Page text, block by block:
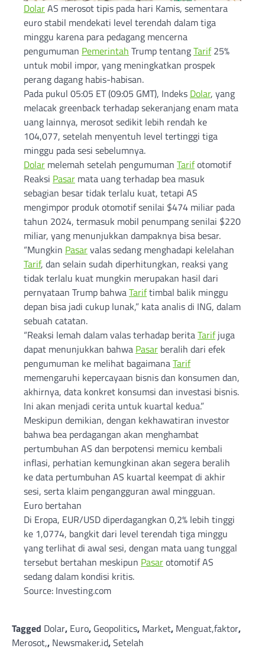
DolarAS merosot tipis pada hari Kamis, sementara
euro stabil mendekati level terendah dalam tiga
minggu karena para pedagang mencerna
pengumuman Pemerintah Trump tentangTarif25%
untuk mobil impor, yang meningkatkan prospek
perang dagang habis-habisan.
Pada pukul 05:05 ET (09:05 GMT), Indeks Dolar, yang
melacak greenback terhadap sekeranjang enam mata
uang lainnya, merosot sedikit lebih rendah ke
104,077, setelah menyentuh level tertinggi tiga
minggu pada sesi sebelumnya.
Dolar melemah setelah pengumuman Tarifotomotif
Reaksi Pasar mata uang terhadap bea masuk
sebagian besar tidak terlalu kuat, tetapi AS
mengimpor produk otomotif senilai $474 miliar pada
tahun 2024, termasuk mobil penumpang senilai $220
miliar, yang menunjukkan dampaknya bisa besar.
“Mungkin Pasarvalas sedang menghadapi kelelahan
Tarif, dan selain sudah diperhitungkan, reaksi yang
tidak terlalu kuat mungkin merupakan hasil dari
pernyataan Trump bahwaTariftimbal balik minggu
depan bisa jadi cukup lunak,” kata analis di ING, dalam
sebuah catatan.
“Reaksi lemah dalam valas terhadap beritaTarifjuga
dapat menunjukkan bahwa Pasar beralih dari efek
pengumuman ke melihat bagaimanaTarif
memengaruhi kepercayaan bisnis dan konsumen dan,
akhirnya, data konkret konsumsi dan investasi bisnis.
Ini akan menjadi cerita untuk kuartal kedua.”
Meskipun demikian, dengan kekhawatiran investor
bahwa bea perdagangan akan menghambat
pertumbuhan AS dan berpotensi memicu kembali
inflasi, perhatian kemungkinan akan segera beralih
ke data pertumbuhan AS kuartal keempat di akhir
sesi, serta klaim pengangguran awal mingguan.
Euro bertahan
Di Eropa, EUR/USD diperdagangkan 0,2% lebih tinggi
ke 1,0774, bangkit dari level terendah tiga minggu
yang terlihat di awal sesi, dengan mata uang tunggal
tersebut bertahan meskipun Pasarotomotif AS
sedang dalam kondisi kritis.
Source: Investing.com
Tagged Dolar, Euro, Geopolitics, Market, Menguat,faktor,
Merosot,, Newsmaker.id,Setelah